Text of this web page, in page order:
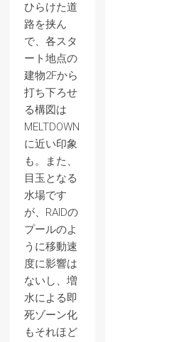
ひらけた道
路を挟ん
で、各スタ
ート地点の
建物2Fから
打ち下ろせ
る構図は
MELTDOWN
に近い印象
も。また、
目玉となる
水場です
が、RAIDの
プールのよ
うに移動速
度に影響は
ないし、増
水による即
死ゾーン化
もそれほど